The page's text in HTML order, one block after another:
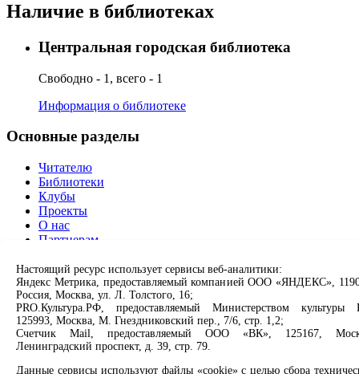
Наличие в библиотеках
Центральная городская библиотека
Свободно - 1, всего - 1
Информация о библиотеке
Основные разделы
Читателю
Библиотеки
Клубы
Проекты
О нас
Партнерам
Сервисы
Продлить книгу
Спроси библиотекаря
Спроси краеведа
Оцените качество услуг
Настоящий ресурс использует сервисы веб-аналитики:
Яндекс Метрика, предоставляемый компанией ООО «ЯНДЕКС»,
Россия, Москва, ул. Л. Толстого, 16;
PRO.Культура.РФ, предоставляемый Министерством культуры
125993, Москва, М. Гнездниковский пер., 7/6, стр. 1,2;
Счетчик Mail, предоставляемый ООО «ВК», 125167,
Ленинградский проспект, д. 39, стр. 79.
Данные сервисы используют файлы «cookie» с целью сбора